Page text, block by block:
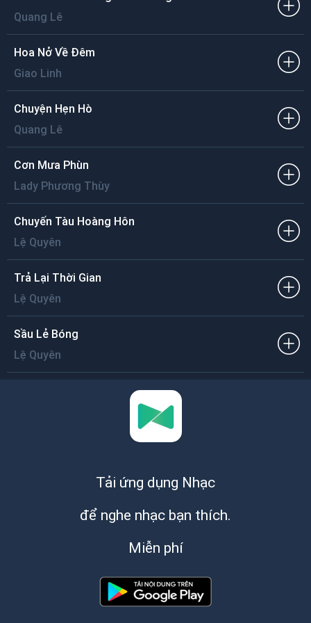
Không còn những chiều bâng khuâng.
Quang Lê
Hoa Nở Về Đêm
Giao Linh
Chuyện Hẹn Hò
Quang Lê
Cơn Mưa Phùn
Lady Phương Thùy
Chuyến Tàu Hoàng Hôn
Lệ Quyên
Trả Lại Thời Gian
Lệ Quyên
Sầu Lẻ Bóng
Lệ Quyên
Tải ứng dụng Nhạc
để nghe nhạc bạn thích.
Miễn phí